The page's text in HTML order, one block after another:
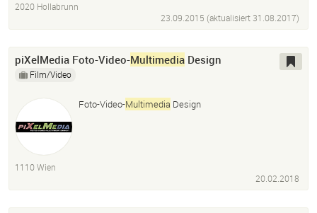
2020 Hollabrunn
23.09.2015 (aktualisiert 31.08.2017)
piXelMedia Foto-Video-Multimedia Design
Film/Video
Foto-Video-Multimedia Design
1110 Wien
20.02.2018